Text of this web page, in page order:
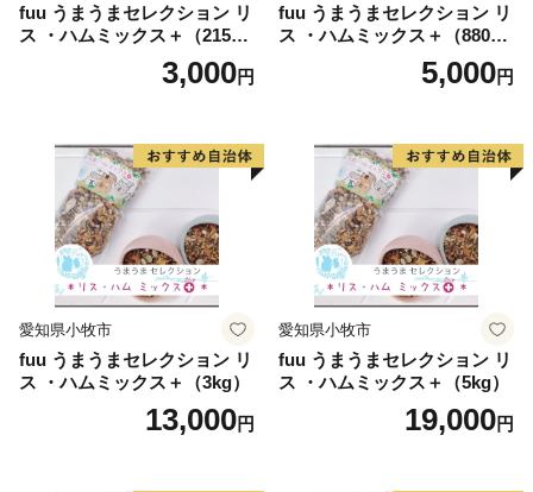
fuu うまうまセレクション リ
ス ・ハムミックス＋（215
3,000円
fuu うまうまセレクション リ
ス ・ハムミックス＋（880
5,000円
愛知県小牧市
fuu うまうまセレクション リ
ス ・ハムミックス＋（3kg）
13,000円
愛知県小牧市
fuu うまうまセレクション リ
ス ・ハムミックス＋（5kg）
19,000円